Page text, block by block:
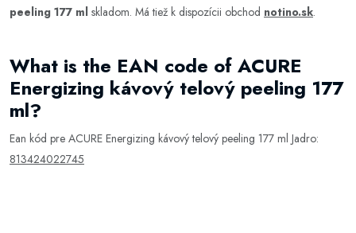
peeling 177 ml skladom. Má tiež k dispozícii obchod notino.sk.
What is the EAN code of ACURE
Energizing kávový telový peeling 177
ml?
Ean kód pre ACURE Energizing kávový telový peeling 177 ml Jadro:
813424022745